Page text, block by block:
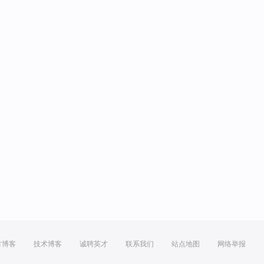
博客 技术博客 诚聘英才 联系我们 站点地图 网络举报